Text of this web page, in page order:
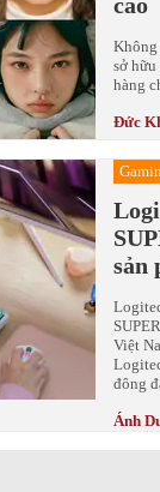
Không
sở
hàng
Đức
sản
Việt
đông
Ánh